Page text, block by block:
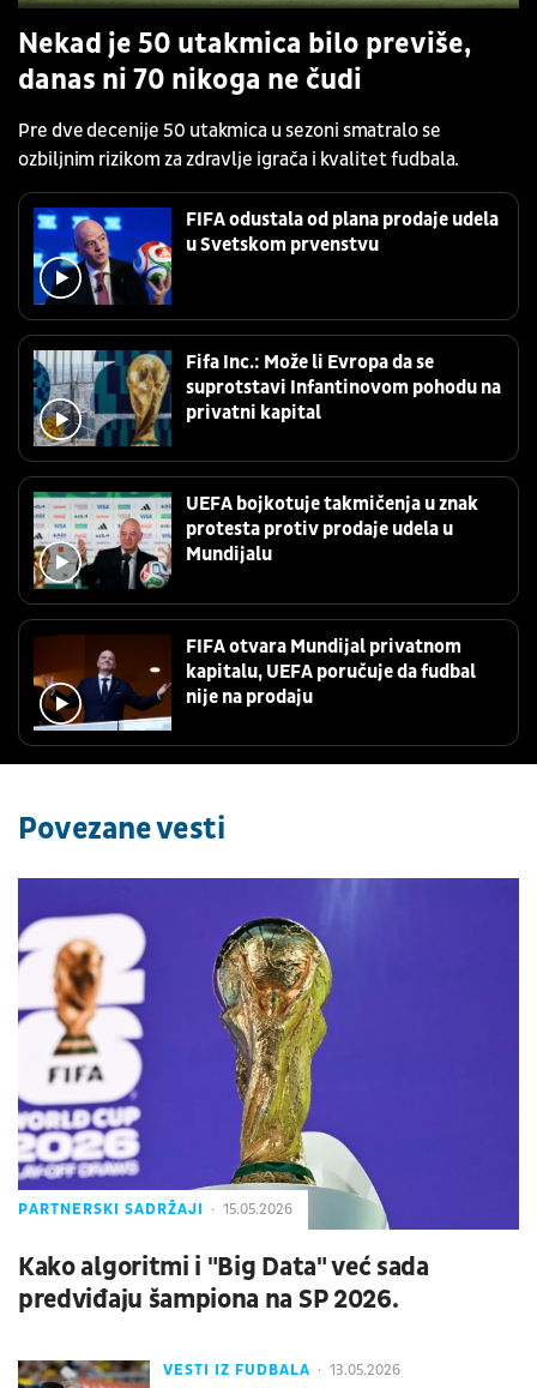
Nekad je 50 utakmica bilo previše,
danas ni 70 nikoga ne čudi
Pre dve decenije 50 utakmica u sezoni smatralo se
ozbiljnim rizikom za zdravlje igrača i kvalitet fudbala.
FIFA odustala od plana prodaje udela
u Svetskom prvenstvu
Fifa Inc.: Može li Evropa da se
suprotstavi Infantinovom pohodu na
privatni kapital
UEFA bojkotuje takmičenja u znak
protesta protiv prodaje udela u
Mundijalu
FIFA otvara Mundijal privatnom
kapitalu, UEFA poručuje da fudbal
nije na prodaju
Povezane vesti
PARTNERSKI SADRŽAJI 15.05.2026
Kako algoritmi i "Big Data" već sada
predviđaju šampiona na SP 2026.
VESTI IZ FUDBALA 13.05.2026